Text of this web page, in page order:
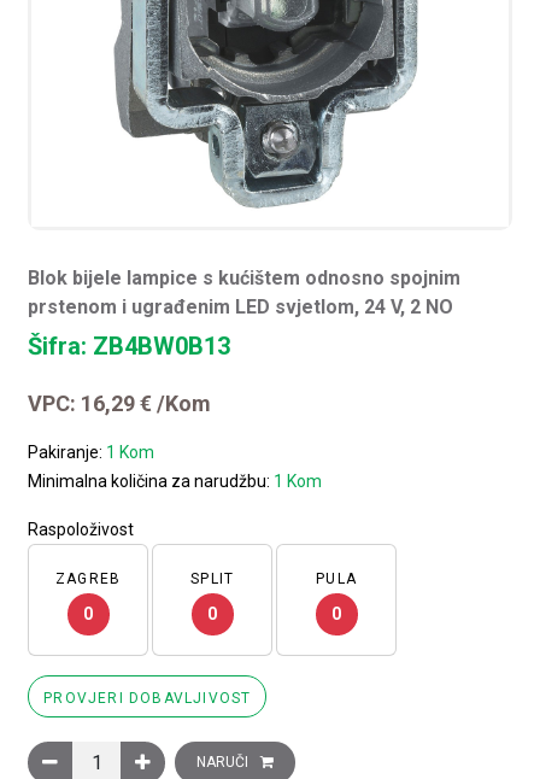
Blok bijele lampice s kućištem odnosno spojnim
prstenom i ugrađenim LED svjetlom, 24 V, 2 NO
Šifra: ZB4BW0B13
VPC: 16,29€ /Kom
Pakiranje: 1 Kom
Minimalna količina za narudžbu: 1 Kom
Raspoloživost
ZAGREB
0
SPLIT
0
PULA
0
PROVJERI DOBAVLJIVOST
Blok bijele lampice s kućištem odnosno spojnim prstenom i
NARUČI